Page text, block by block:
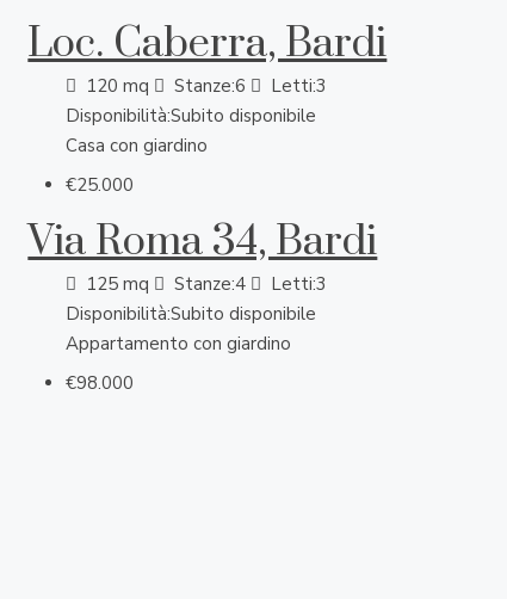
Loc. Caberra, Bardi
120 mq Stanze:6 Letti:3
Disponibilità:Subito disponibile
Casa con giardino
€25.000
Via Roma 34, Bardi
125 mq Stanze:4 Letti:3
Disponibilità:Subito disponibile
Appartamento con giardino
€98.000